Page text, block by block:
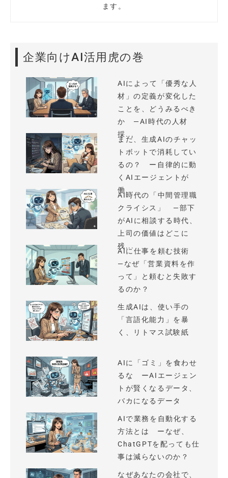
ます。
企業向けAI活用虎の巻
AIによって「優秀な人
材」の定義が変化した
ことを、どうみるべき
か —AI時代の人材
採...
まだ、生成AIのチャッ
トボットで消耗してい
るの？ ー自律的に動
くAIエージェントが
働...
AI時代の「中間管理職
クライシス」 —部下
がAIに相談する時代、
上司の価値はどこに
残...
AIに仕事を頼む技術
—なぜ「営業資料を作
って」と頼むと失敗す
るのか？
生成AIは、使い手の
「言語化能力」を暴
く、リトマス試験紙
AIに「ゴミ」を食わせ
るな ーAIエージェン
トが賢くなるデータ、
バカになるデータ
AIで業務を自動化する
方法とは ーなぜ、
ChatGPTを配っても仕
事は減らないのか？
なぜあなたの会社で、